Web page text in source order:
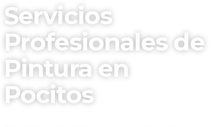
Servicios
Profesionales de
Pintura en
Pocitos